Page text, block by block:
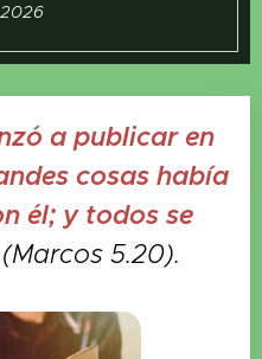
a publicar en
cosas había
él; y todos se
(Marcos 5.20).